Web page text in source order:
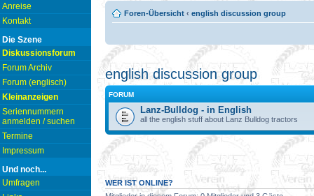
Anreise
Kontakt
Die Szene
Diskussionsforum
Forum Archiv
Forum (englisch)
Kleinanzeigen
Seriennummern
anmelden / suchen
Termine
Impressum
Und noch...
Umfragen
Foren-Übersicht ‹ english discussion group
english discussion group
FORUM
Lanz-Bulldog - in English
all the english stuff about Lanz Bulldog tractors
WER IST ONLINE?